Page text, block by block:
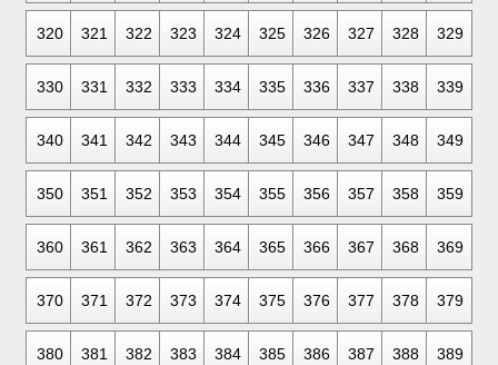
320 321 322 323 324 325 326 327 328 329
330 331 332 333 334 335 336 337 338 339
340 341 342 343 344 345 346 347 348 349
350 351 352 353 354 355 356 357 358 359
360 361 362 363 364 365 366 367 368 369
370 371 372 373 374 375 376 377 378 379
380 381 382 383 384 385 386 387 388 389